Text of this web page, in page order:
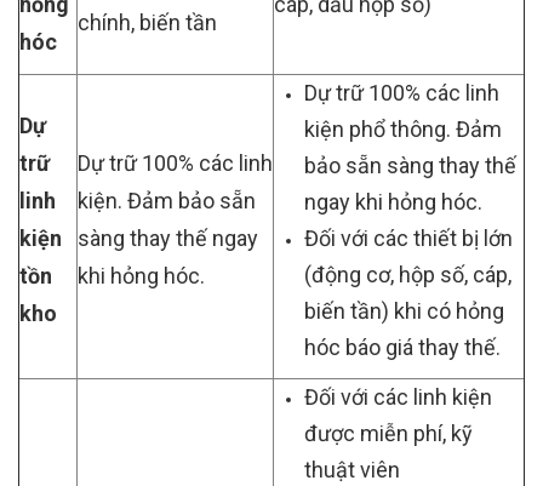
hóc
chính, biến tần
Dự
trữ
linh
kiện
tồn
kho
Dự trữ 100% các linh
kiện. Đảm bảo sẵn
sàng thay thế ngay
khi hỏng hóc.
Dự trữ 100% các linh
kiện phổ thông. Đảm
bảo sẵn sàng thay thế
ngay khi hỏng hóc.
Đối với các thiết bị lớn
(động cơ, hộp số, cáp,
biến tần) khi có hỏng
hóc báo giá thay thế.
Đối với các linh kiện
được miễn phí, kỹ
thuật viên